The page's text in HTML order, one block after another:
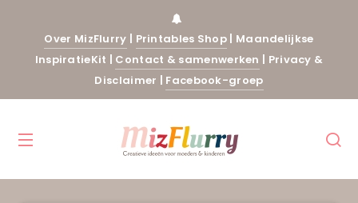
Over MizFlurry | Printables Shop | Maandelijkse
InspiratieKit | Contact & samenwerken | Privacy &
Disclaimer | Facebook-groep